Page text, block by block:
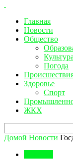
Главная
Новости
Общество
Культура
Погода
Здоровье
Спорт
ЖКХ
Домой Новости